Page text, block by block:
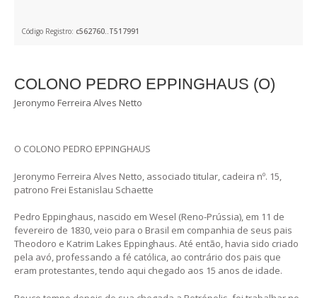
Código Registro: c562760..T517991
COLONO PEDRO EPPINGHAUS (O)
Jeronymo Ferreira Alves Netto
O COLONO PEDRO EPPINGHAUS
Jeronymo Ferreira Alves Netto, associado titular, cadeira nº. 15,
patrono Frei Estanislau Schaette
Pedro Eppinghaus, nascido em Wesel (Reno-Prússia), em 11 de
fevereiro de 1830, veio para o Brasil em companhia de seus pais
Theodoro e Katrim Lakes Eppinghaus. Até então, havia sido criado
pela avó, professando a fé católica, ao contrário dos pais que
eram protestantes, tendo aqui chegado aos 15 anos de idade.